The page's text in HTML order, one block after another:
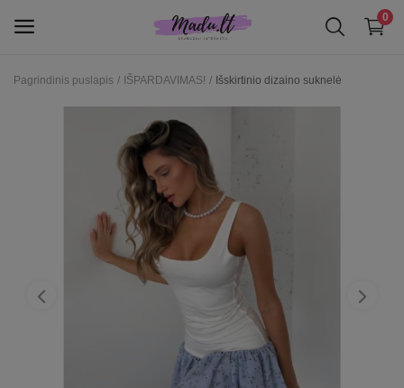
0
Moterims
INFORMACIJA KLIENTAMS
Pagrindinis puslapis IŠPARDAVIMAS! Išskirtinio dizaino suknelė